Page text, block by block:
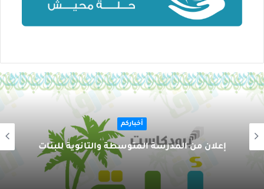
أخباركم
إعلان من المدرسة المتوسطة والثانوية للبنات